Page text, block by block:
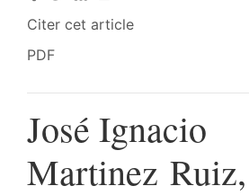
Citer cet article
PDF
José Ignacio
Martinez Ruiz,